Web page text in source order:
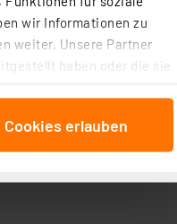
wir Informationen zu
weiter. Unsere Partner
haben oder die sie
(Art. 6
ist durch Klick auf den
Einstellungen“
dieser Daten zur
Cookies erlauben